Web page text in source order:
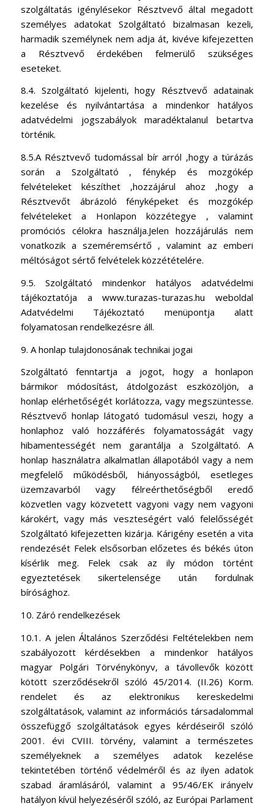
szolgáltatás igénylésekor Résztvevő által megadott
személyes adatokat Szolgáltató bizalmasan kezeli,
harmadik személynek nem adja át, kivéve kifejezetten
a Résztvevő érdekében felmerülő szükséges
eseteket.
8.4. Szolgáltató kijelenti, hogy Résztvevő adatainak
kezelése és nyilvántartása a mindenkor hatályos
adatvédelmi jogszabályok maradéktalanul betartva
történik.
8.5.A Résztvevő tudomással bír arról ,hogy a túrázás
során a Szolgáltató , fénykép és mozgókép
felvételeket készíthet ,hozzájárul ahoz ,hogy a
Résztvevőt ábrázoló fényképeket és mozgókép
felvételeket a Honlapon közzétegye , valamint
promóciós célokra használja.Jelen hozzájárulás nem
vonatkozik a szeméremsértő , valamint az emberi
méltóságot sértő felvételek közzétételére.
9.5. Szolgáltató mindenkor hatályos adatvédelmi
tájékoztatója a www.turazas-turazas.hu weboldal
Adatvédelmi Tájékoztató menüpontja alatt
folyamatosan rendelkezésre áll.
9. A honlap tulajdonosának technikai jogai
Szolgáltató fenntartja a jogot, hogy a honlapon
bármikor módosítást, átdolgozást eszközöljön, a
honlap elérhetőségét korlátozza, vagy megszüntesse.
Résztvevő honlap látogató tudomásul veszi, hogy a
honlaphoz való hozzáférés folyamatosságát vagy
hibamentességét nem garantálja a Szolgáltató. A
honlap használatra alkalmatlan állapotából vagy a nem
megfelelő működésből, hiányosságból, esetleges
üzemzavarból vagy félreérthetőségből eredő
közvetlen vagy közvetett vagyoni vagy nem vagyoni
károkért, vagy más veszteségért való felelősségét
Szolgáltató kifejezetten kizárja. Kárigény esetén a vita
rendezését Felek elsősorban előzetes és békés úton
kísérlik meg. Felek csak az ily módon történt
egyeztetések sikertelensége után fordulnak
bírósághoz.
10. Záró rendelkezések
10.1. A jelen Általános Szerződési Feltételekben nem
szabályozott kérdésekben a mindenkor hatályos
magyar Polgári Törvénykönyv, a távollevők között
kötött szerződésekről szóló 45/2014. (II.26) Korm.
rendelet és az elektronikus kereskedelmi
szolgáltatások, valamint az információs társadalommal
összefüggő szolgáltatások egyes kérdéseiről szóló
2001. évi CVIII. törvény, valamint a természetes
személyeknek a személyes adatok kezelése
tekintetében történő védelméről és az ilyen adatok
szabad áramlásáról, valamint a 95/46/EK irányelv
hatályon kívül helyezéséről szóló, az Európai Parlament